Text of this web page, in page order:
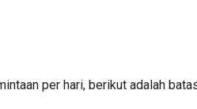
per hari, berikut adalah